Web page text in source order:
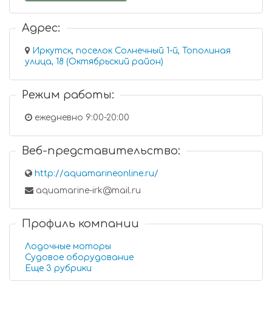
Адрес:
Иркутск, поселок Солнечный 1-й, Тополиная
улица, 18 (Октябрьский район)
Режим работы:
ежедневно 9:00-20:00
Веб-представительство:
http://aquamarineonline.ru/
aquamarine-irk@mail.ru
Профиль компании
Лодочные моторы
Судовое оборудование
Еще 3 рубрики